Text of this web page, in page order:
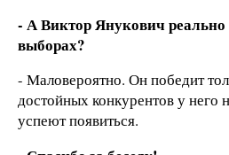
- А Виктор Янукович
выборах?
- Маловероятно. Он победит
достойных конкурентов у него
успеют появиться.